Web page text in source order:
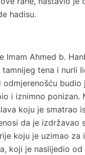
hadisu.
Imam Ahmed b.
tamnijeg tena i nurli
odmjerenošću budio
i iznimno ponizan.
koju je smatrao
da je izdržavao
koju je uzimao za
koji je naslijedio